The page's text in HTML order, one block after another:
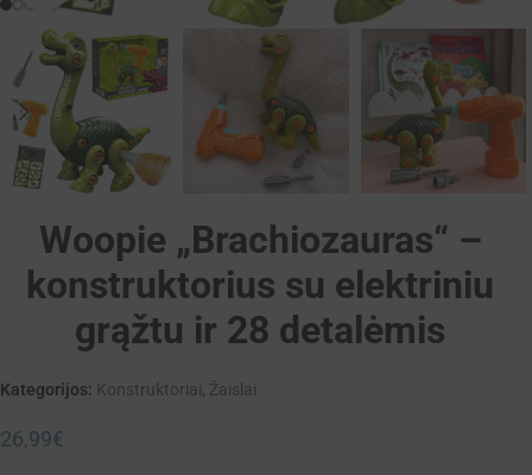
Woopie „Brachiozauras“ –
konstruktorius su elektriniu
grąžtu ir 28 detalėmis
Kategorijos: Konstruktoriai, Žaislai
26,99€